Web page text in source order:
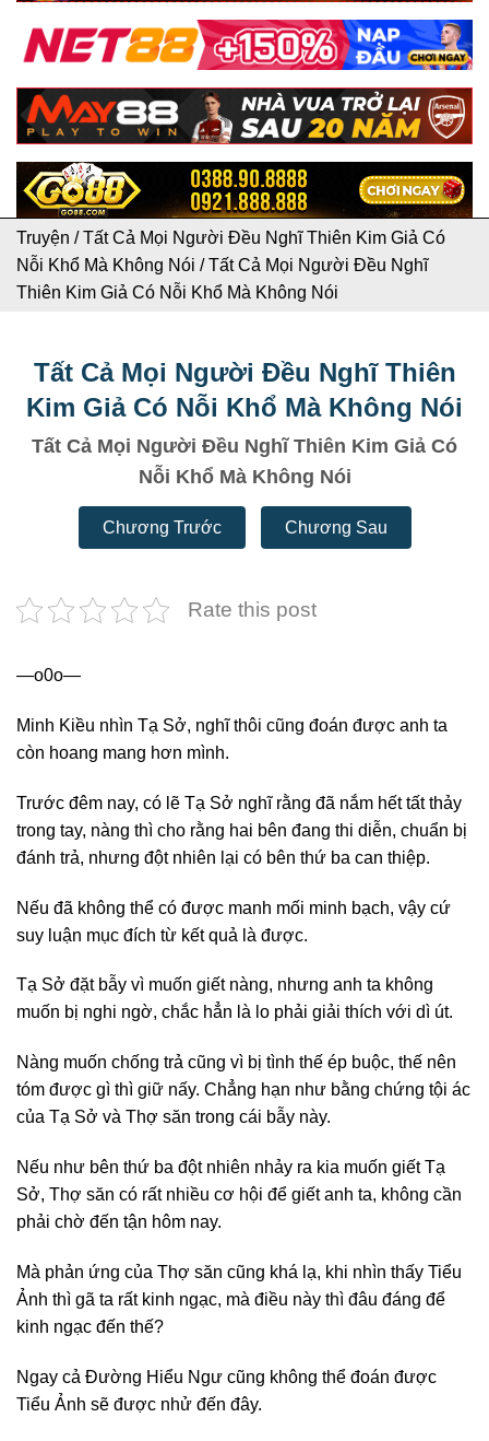
Truyện /Tất Cả Mọi Người Đều Nghĩ Thiên Kim Giả Có
Nỗi Khổ Mà Không Nói /Tất Cả Mọi Người Đều Nghĩ
Thiên Kim Giả Có Nỗi Khổ Mà Không Nói
Tất Cả Mọi Người Đều Nghĩ Thiên
Kim Giả Có Nỗi Khổ Mà Không Nói
Tất Cả Mọi Người Đều Nghĩ Thiên Kim Giả Có
Nỗi Khổ Mà Không Nói
Chương Trước Chương Sau
Rate this post
—o0o—
Minh Kiều nhìn Tạ Sở, nghĩ thôi cũng đoán được anh ta
còn hoang mang hơn mình.
Trước đêm nay, có lẽ Tạ Sở nghĩ rằng đã nắm hết tất thảy
trong tay, nàng thì cho rằng hai bên đang thi diễn, chuẩn bị
đánh trả, nhưng đột nhiên lại có bên thứ ba can thiệp.
Nếu đã không thể có được manh mối minh bạch, vậy cứ
suy luận mục đích từ kết quả là được.
Tạ Sở đặt bẫy vì muốn giết nàng, nhưng anh ta không
muốn bị nghi ngờ, chắc hẳn là lo phải giải thích với dì út.
Nàng muốn chống trả cũng vì bị tình thế ép buộc, thế nên
tóm được gì thì giữ nấy. Chẳng hạn như bằng chứng tội ác
của Tạ Sở và Thợ săn trong cái bẫy này.
Nếu như bên thứ ba đột nhiên nhảy ra kia muốn giết Tạ
Sở, Thợ săn có rất nhiều cơ hội để giết anh ta, không cần
phải chờ đến tận hôm nay.
Mà phản ứng của Thợ săn cũng khá lạ, khi nhìn thấy Tiểu
Ảnh thì gã ta rất kinh ngạc, mà điều này thì đâu đáng để
kinh ngạc đến thế?
Ngay cả Đường Hiểu Ngư cũng không thể đoán được
Tiểu Ảnh sẽ được nhử đến đây.